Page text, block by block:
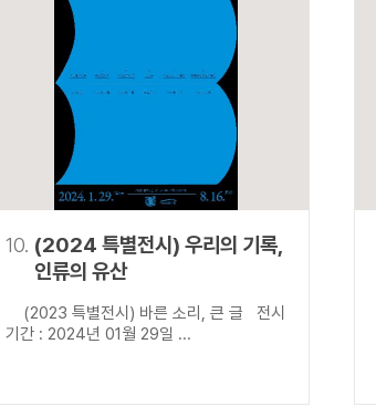
10. (2024 특별전시) 우리의 기록,
인류의 유산
(2023 특별전시) 바른 소리, 큰 글 전시
기간 : 2024년 01월 29일 ...